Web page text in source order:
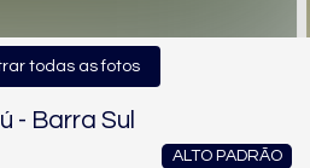
todas as fotos
- Barra Sul
ALTO PADRÃO